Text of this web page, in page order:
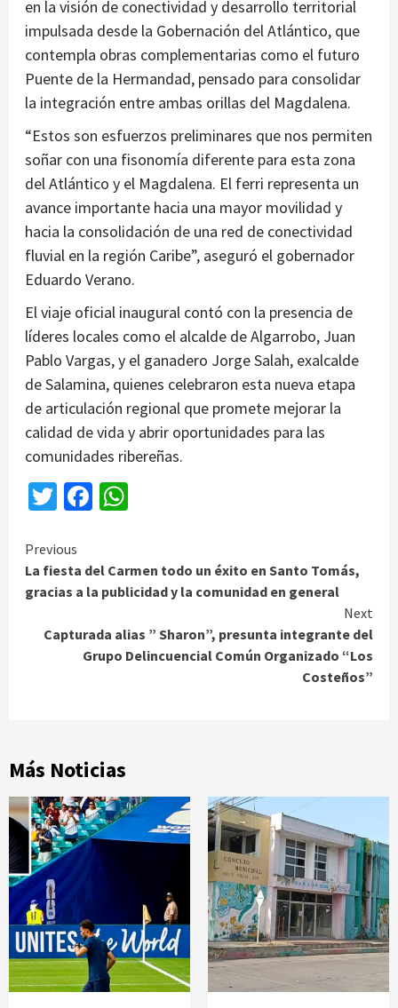
en la visión de conectividad y desarrollo territorial
impulsada desde la Gobernación del Atlántico, que
contempla obras complementarias como el futuro
Puente de la Hermandad, pensado para consolidar
la integración entre ambas orillas del Magdalena.
“Estos son esfuerzos preliminares que nos permiten
soñar con una fisonomía diferente para esta zona
del Atlántico y el Magdalena. El ferri representa un
avance importante hacia una mayor movilidad y
hacia la consolidación de una red de conectividad
fluvial en la región Caribe”, aseguró el gobernador
Eduardo Verano.
El viaje oficial inaugural contó con la presencia de
líderes locales como el alcalde de Algarrobo, Juan
Pablo Vargas, y el ganadero Jorge Salah, exalcalde
de Salamina, quienes celebraron esta nueva etapa
de articulación regional que promete mejorar la
calidad de vida y abrir oportunidades para las
comunidades ribereñas.
TwitterFacebook
Continue
Reading
Previous
La fiesta del Carmen todo un éxito en Santo Tomás,
gracias a la publicidad y la comunidad en general
Next
Capturada alias ” Sharon”, presunta integrante del
Grupo Delincuencial Común Organizado “Los
Costeños”
Más Noticias